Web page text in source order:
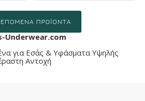
ΕΠΌΜΕΝΑ ΠΡΟΪΌΝΤΑ
Underwear.com
για Εσάς & Υφάσματα Υψηλής
Αντοχή